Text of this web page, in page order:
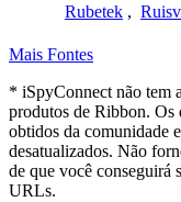
Rubetek ,
Mais Fontes
* iSpyConnect não tem
produtos de Ribbon. Os
obtidos da comunidade
desatualizados. Não
de que você conseguirá
URLs.